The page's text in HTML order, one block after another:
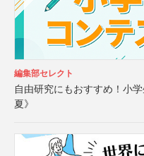
編集部セレクト
自由研究にもおすすめ！小
夏》